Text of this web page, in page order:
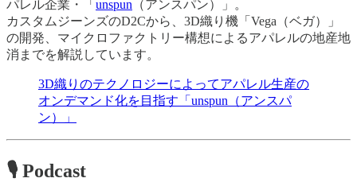
パレル企業・「 unspun （アンスパン）」。
カスタムジーンズのD2Cから、3D織り機「Vega（ベガ）」
の開発、マイクロファクトリー構想によるアパレルの地産地
消までを解説しています。
3D織りのテクノロジーによってアパレル生産の
オンデマンド化を目指す「unspun（アンスパ
ン）」
🎙 Podcast